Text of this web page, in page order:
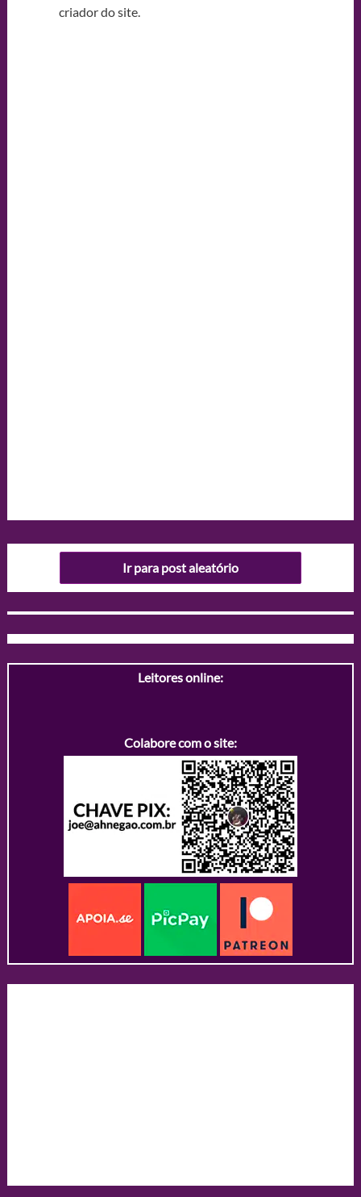
criador do site.
Ir para post aleatório
Leitores online:
Colabore com o site: